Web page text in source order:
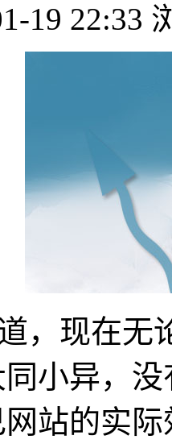
19 22:33
，现在无
小异，
站的实